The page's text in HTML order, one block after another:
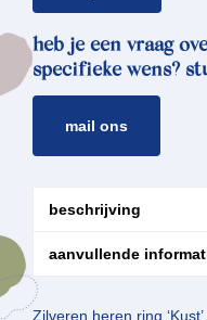
heb je een vraag
specifieke wens?
mail ons
beschrijving
aanvullende
Zilveren heren ring